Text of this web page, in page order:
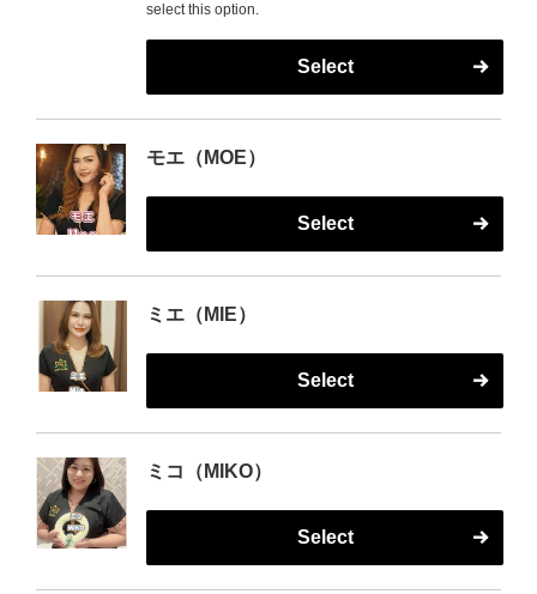
select this option.
Select
モエ（MOE）
Select
ミエ（MIE）
Select
ミコ（MIKO）
Select